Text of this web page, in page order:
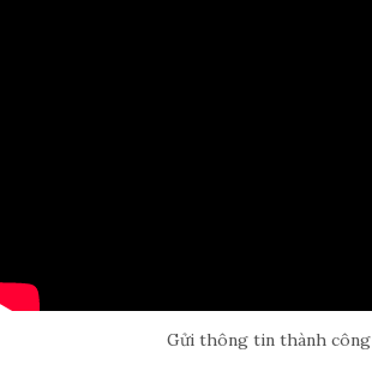
Gửi thông tin thành công